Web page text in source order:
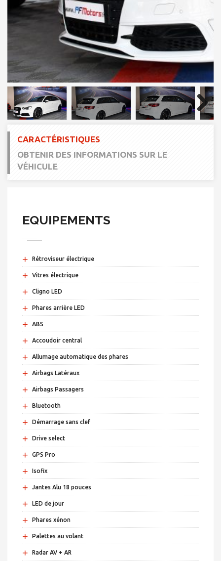
Next
CARACTÉRISTIQUES
OBTENIR DES INFORMATIONS SUR LE
VÉHICULE
EQUIPEMENTS
+ Rétroviseur électrique
+ Vitres électrique
+ Cligno LED
+ Phares arrière LED
+ ABS
+ Accoudoir central
+ Allumage automatique des phares
+ Airbags Latéraux
+ Airbags Passagers
+ Bluetooth
+ Démarrage sans clef
+ Drive select
+ GPS Pro
+ Isofix
+ Jantes Alu 18 pouces
+ LED de jour
+ Phares xénon
+ Palettes au volant
+ Radar AV + AR